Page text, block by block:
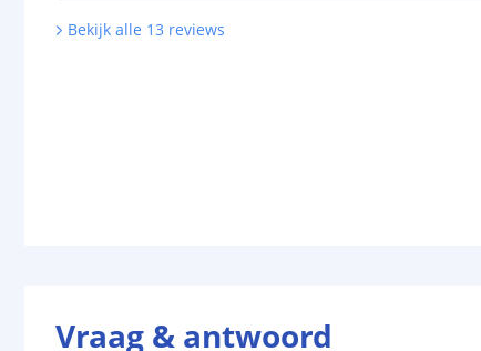
Bekijk alle 13 reviews
Vraag & antwoord